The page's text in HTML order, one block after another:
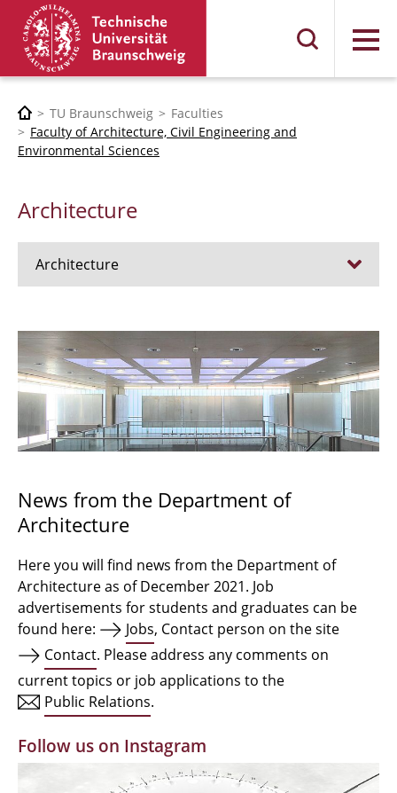
Menu
TU Braunschweig
Faculties
Faculty of Architecture, Civil Engineering and
Environmental Sciences
Architecture
Architecture
Admission procedure 2024
Bachelor Architecture
Bachelor Architecture+
Qualification profile
Semester Programme
Internationales
Facilities
Alumni | cloud club
News from the Department of
Architecture
Here you will find news from the Department of
Architecture as of December 2021. Job
advertisements for students and graduates can be
found here:
Jobs, Contact person on the site
Contact. Please address any comments on
current topics or job applications to the
Public Relations.
Follow us on Instagram